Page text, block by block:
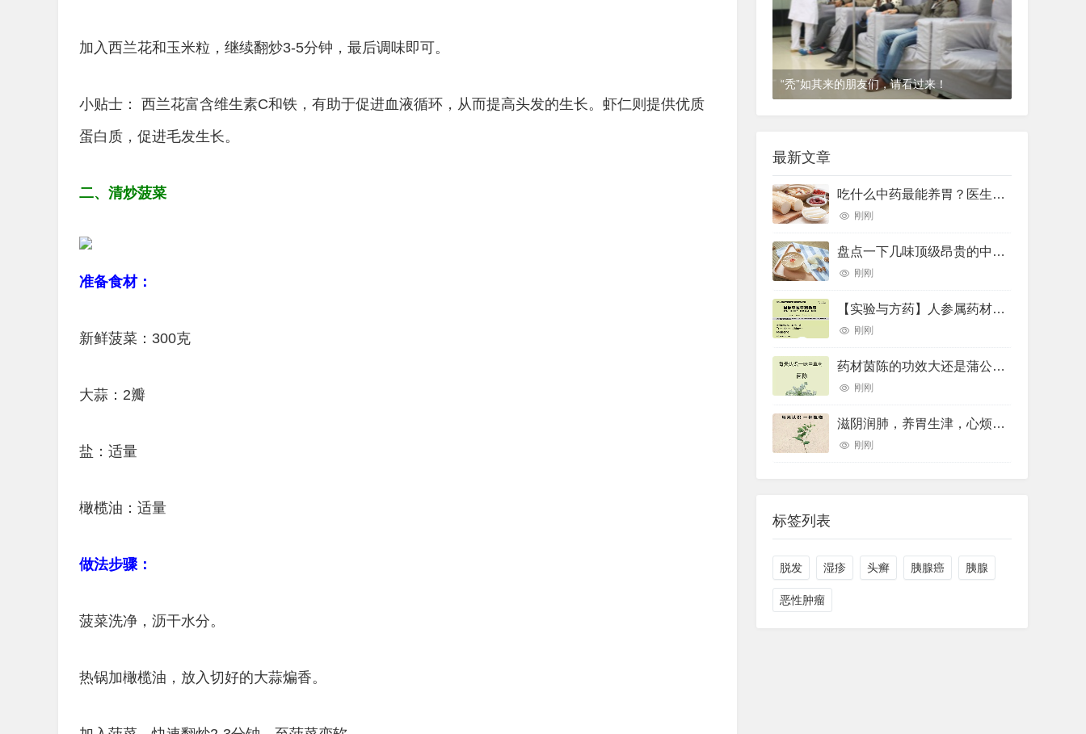
加入西兰花和玉米粒，继续翻炒3-5分钟，最后调味即可。
小贴士： 西兰花富含维生素C和铁，有助于促进血液循环，从而提高头发的生长。虾仁则提供优质
蛋白质，促进毛发生长。
二、清炒菠菜
准备食材：
新鲜菠菜：300克
大蒜：2瓣
盐：适量
橄榄油：适量
做法步骤：
菠菜洗净，沥干水分。
热锅加橄榄油，放入切好的大蒜煸香。
“秃”如其来的朋友们，请看过来！
最新文章
吃什么中药最能养胃？医生推荐了10种——
刚刚
盘点一下几味顶级昂贵的中药材
刚刚
【实验与方药】人参属药材的差示扫描量热法鉴别研究
刚刚
药材茵陈的功效大还是蒲公英的功效大(药材草果功效(药材草果功效与作用))
刚刚
滋阴润肺，养胃生津，心烦口罩，睡眠不好用的一个中药煮水喝就可以
刚刚
标签列表
脱发 湿疹 头癣 胰腺癌 胰腺
恶性肿瘤